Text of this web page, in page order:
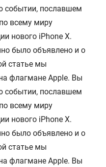
событии, пославшем
всему миру
нового iPhone X.
было объявлено и о
статье мы
флагмане Apple. Вы
событии, пославшем
всему миру
нового iPhone X.
было объявлено и о
статье мы
флагмане Apple. Вы